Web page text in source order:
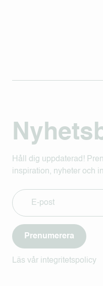
Håll dig uppdaterad!
inspiration, nyheter och
Prenumerera
Läs vår integritetspolicy